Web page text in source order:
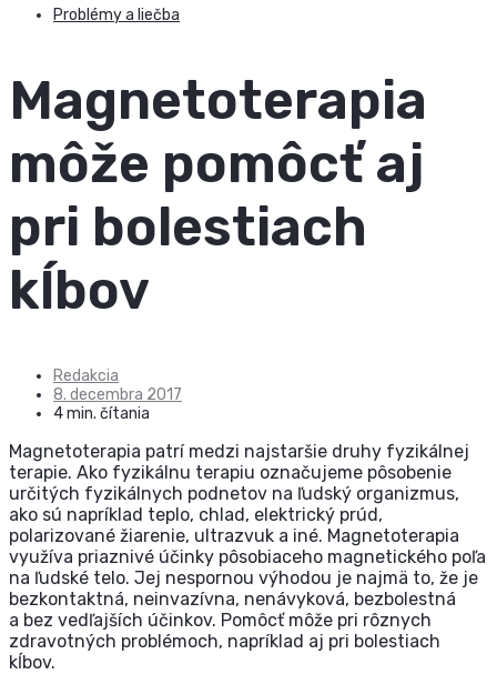
Problémy a liečba
Magnetoterapia
môže pomôcť aj
pri bolestiach
kĺbov
Redakcia
8. decembra 2017
4 min. čítania
Magnetoterapia patrí medzi najstaršie druhy fyzikálnej
terapie. Ako fyzikálnu terapiu označujeme pôsobenie
určitých fyzikálnych podnetov na ľudský organizmus,
ako sú napríklad teplo, chlad, elektrický prúd,
polarizované žiarenie, ultrazvuk a iné. Magnetoterapia
využíva priaznivé účinky pôsobiaceho magnetického poľa
na ľudské telo. Jej nespornou výhodou je najmä to, že je
bezkontaktná, neinvazívna, nenávyková, bezbolestná
a bez vedľajších účinkov. Pomôcť môže pri rôznych
zdravotných problémoch, napríklad aj pri bolestiach
kĺbov.